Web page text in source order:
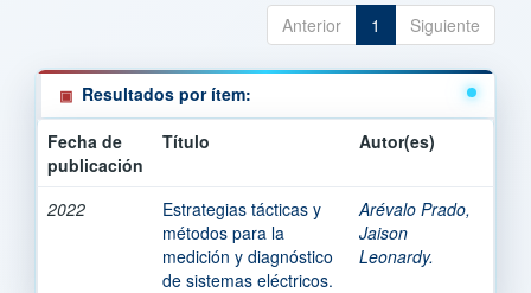
Anterior 1 Siguiente
Resultados por ítem:
Fecha de
publicación
Título Autor(es)
2022
Estrategias tácticas y
métodos para la
medición y diagnóstico
de sistemas eléctricos.
Arévalo Prado,
Jaison
Leonardy.